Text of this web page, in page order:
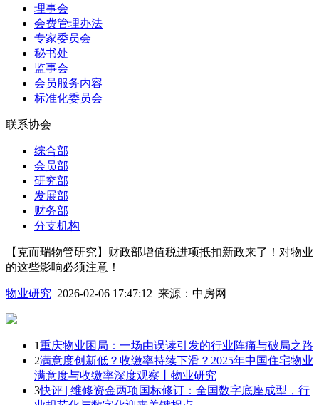
理事会
会费管理办法
专家委员会
秘书处
监事会
会员服务内容
标准化委员会
联系协会
综合部
会员部
研究部
发展部
财务部
分支机构
【克而瑞物管研究】财政部增值税进项抵扣新政来了！对物业
的这些影响必须注意！
物业研究 2026-02-06 17:47:12 来源： 中房网
1重庆物业困局：一场由误读引发的行业阵痛与破局之路
2满意度创新低？收缴率持续下滑？2025年中国住宅物业
满意度与收缴率深度观察丨物业研究
3快评 | 维修资金两项国标修订：全国数字底座成型，行